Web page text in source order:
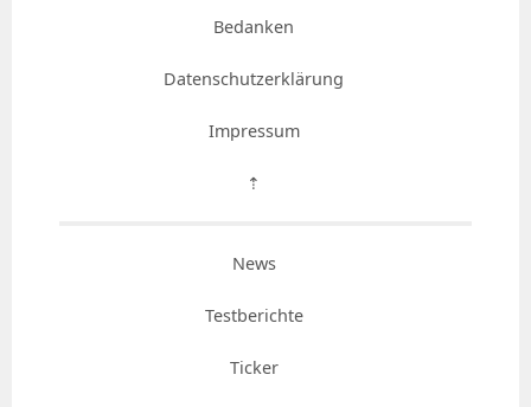
Bedanken
Datenschutzerklärung
Impressum
⇡
News
Testberichte
Ticker